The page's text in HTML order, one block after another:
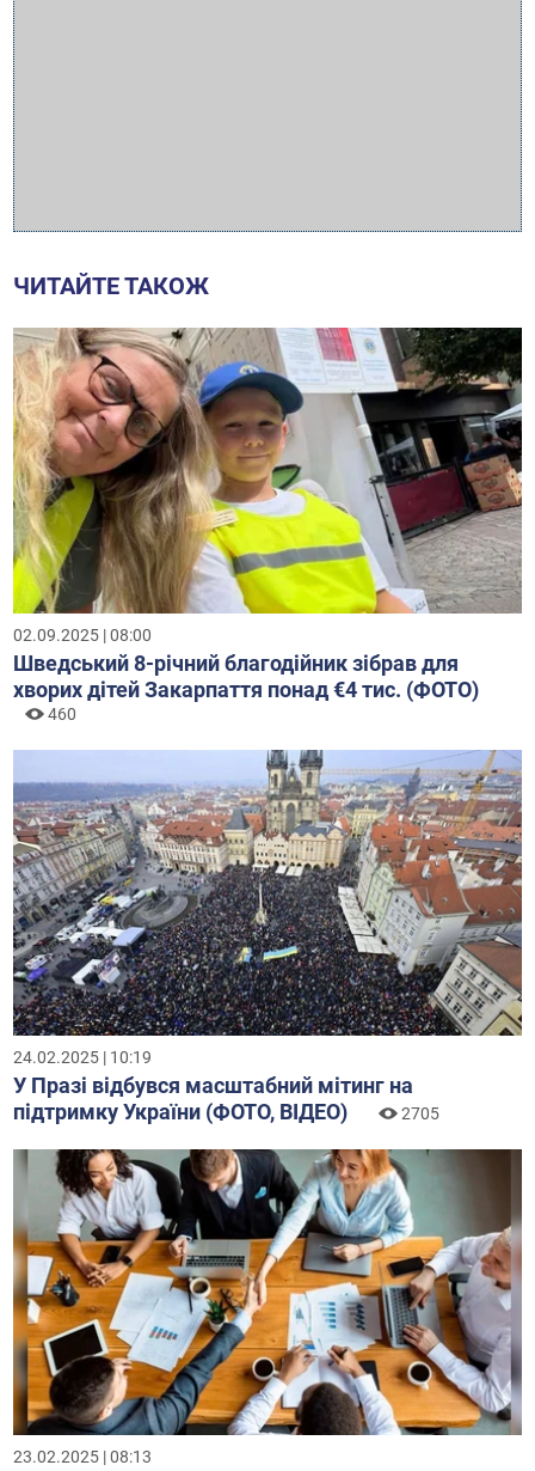
ЧИТАЙТЕ ТАКОЖ
02.09.2025 | 08:00
Шведський 8-річний благодійник зібрав для
хворих дітей Закарпаття понад €4 тис. (ФОТО)
460
24.02.2025 | 10:19
У Празі відбувся масштабний мітинг на
підтримку України (ФОТО, ВІДЕО)
2705
23.02.2025 | 08:13